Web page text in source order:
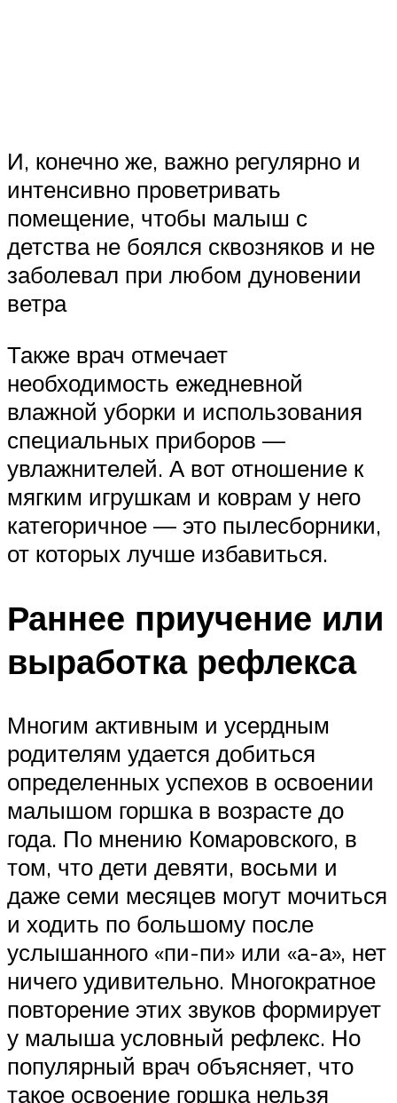
И, конечно же, важно регулярно и
интенсивно проветривать
помещение, чтобы малыш с
детства не боялся сквозняков и не
заболевал при любом дуновении
ветра
Также врач отмечает
необходимость ежедневной
влажной уборки и использования
специальных приборов —
увлажнителей. А вот отношение к
мягким игрушкам и коврам у него
категоричное — это пылесборники,
от которых лучше избавиться.
Раннее приучение или
выработка рефлекса
Многим активным и усердным
родителям удается добиться
определенных успехов в освоении
малышом горшка в возрасте до
года. По мнению Комаровского, в
том, что дети девяти, восьми и
даже семи месяцев могут мочиться
и ходить по большому после
услышанного «пи-пи» или «а-а», нет
ничего удивительно. Многократное
повторение этих звуков формирует
у малыша условный рефлекс. Но
популярный врач объясняет, что
такое освоение горшка нельзя